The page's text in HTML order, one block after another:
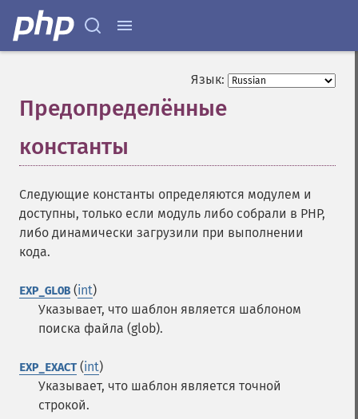
Язык:
Предопределённые
константы
Следующие константы определяются модулем и
доступны, только если модуль либо собрали в PHP,
либо динамически загрузили при выполнении
кода.
EXP_GLOB (int)
Указывает, что шаблон является шаблоном
поиска файла (glob).
EXP_EXACT (int)
Указывает, что шаблон является точной
строкой.